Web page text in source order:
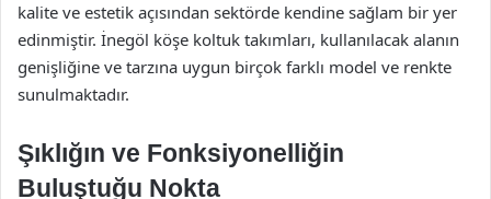
kalite ve estetik açısından sektörde kendine sağlam bir yer
edinmiştir. İnegöl köşe koltuk takımları, kullanılacak alanın
genişliğine ve tarzına uygun birçok farklı model ve renkte
sunulmaktadır.
Şıklığın ve Fonksiyonelliğin
Buluştuğu Nokta